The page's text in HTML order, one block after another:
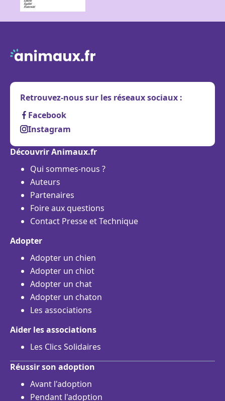
Retrouvez-nous sur les réseaux sociaux :
Facebook
Instagram
Découvrir Animaux.fr
Qui sommes-nous ?
Auteurs
Partenaires
Foire aux questions
Contact Presse et Technique
Adopter
Adopter un chien
Adopter un chiot
Adopter un chat
Adopter un chaton
Les associations
Aider les associations
Les Clics Solidaires
Réussir son adoption
Avant l'adoption
Pendant l'adoption